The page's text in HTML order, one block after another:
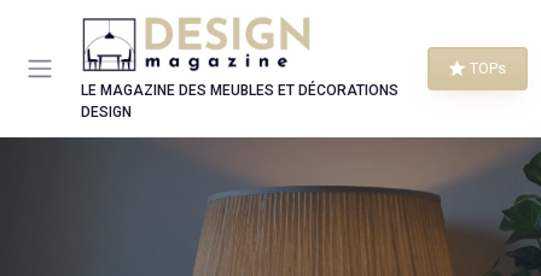
LE MAGAZINE DES MEUBLES ET DÉCORATIONS
DESIGN
TOPs
Panneau de gestion des cookies